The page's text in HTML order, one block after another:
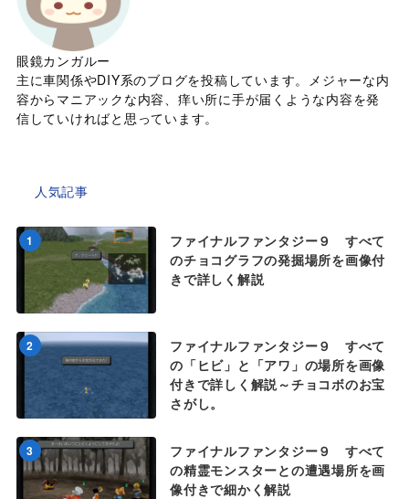
眼鏡カンガルー
主に車関係やDIY系のブログを投稿しています。メジャーな内
容からマニアックな内容、痒い所に手が届くような内容を発
信していければと思っています。
人気記事
1
ファイナルファンタジー９ すべて
のチョコグラフの発掘場所を画像付
きで詳しく解説
2
ファイナルファンタジー９ すべて
の「ヒビ」と「アワ」の場所を画像
付きで詳しく解説～チョコボのお宝
さがし。
3
ファイナルファンタジー９ すべて
の精霊モンスターとの遭遇場所を画
像付きで細かく解説